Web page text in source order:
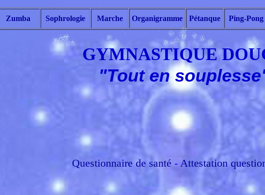
Zumba Sophrologie Marche Organigramme Pétanque Ping-Pong
GYMNASTIQUE
"Tout en
Questionnaire de santé - Attestation